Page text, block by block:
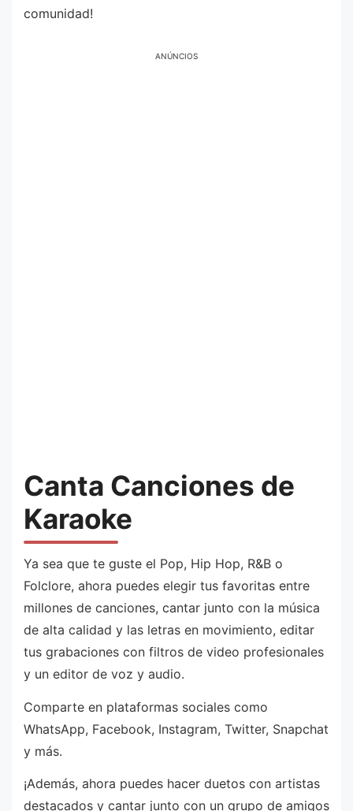
comunidad!
ANÚNCIOS
Canta Canciones de
Karaoke
Ya sea que te guste el Pop, Hip Hop, R&B o
Folclore, ahora puedes elegir tus favoritas entre
millones de canciones, cantar junto con la música
de alta calidad y las letras en movimiento, editar
tus grabaciones con filtros de video profesionales
y un editor de voz y audio.
Comparte en plataformas sociales como
WhatsApp, Facebook, Instagram, Twitter, Snapchat
y más.
¡Además, ahora puedes hacer duetos con artistas
destacados y cantar junto con un grupo de amigos